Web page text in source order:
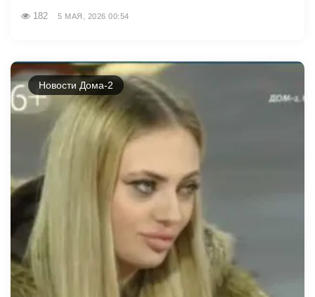
182 5 МАЯ, 2026 00:54
Новости Дома-2